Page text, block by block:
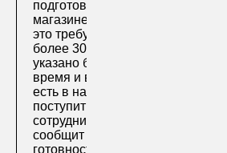
подготовят в
магазине (обычно на
это требуется не
более 30 минут, если
указано ближайшее
время и весь товар
есть в наличии), вам
поступит письмо от
сотрудника, который
сообщит о
готовности. После